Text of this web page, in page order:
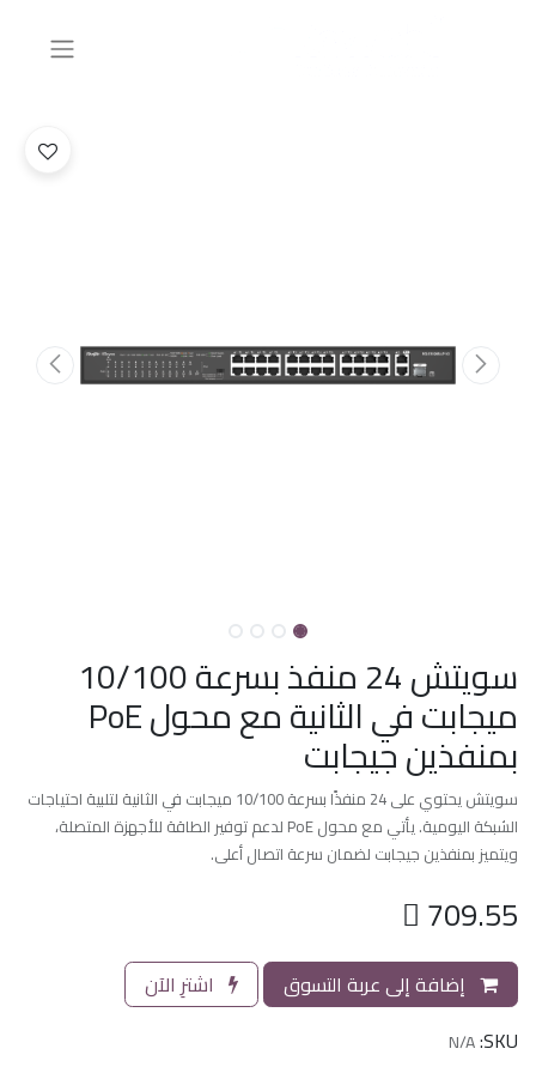
سويتش 24 منفذ بسرعة 10/100
ميجابت في الثانية مع محول PoE
بمنفذين جيجابت
سويتش يحتوي على 24 منفذًا بسرعة 10/100 ميجابت في الثانية لتلبية احتياجات
الشبكة اليومية. يأتي مع محول PoE لدعم توفير الطاقة للأجهزة المتصلة،
ويتميز بمنفذين جيجابت لضمان سرعة اتصال أعلى.
709.55
إضافة إلى عربة التسوق
اشترِ الآن
SKU:
N/A